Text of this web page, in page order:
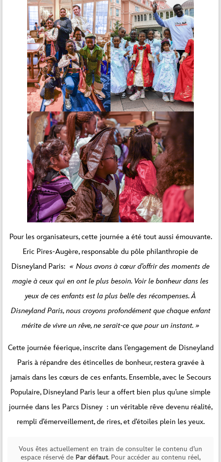
Pour les organisateurs, cette journée a été tout aussi émouvante.
Eric Pires-Augère, responsable du pôle philanthropie de
Disneyland Paris: « Nous avons à cœur d’offrir des moments de
magie à ceux qui en ont le plus besoin. Voir le bonheur dans les
yeux de ces enfants est la plus belle des récompenses. À
Disneyland Paris, nous croyons profondément que chaque enfant
mérite de vivre un rêve, ne serait-ce que pour un instant. »
Cette journée féerique, inscrite dans l’engagement de Disneyland
Paris à répandre des étincelles de bonheur, restera gravée à
jamais dans les cœurs de ces enfants. Ensemble, avec le Secours
Populaire, Disneyland Paris leur a offert bien plus qu’une simple
journée dans les Parcs Disney : un véritable rêve devenu réalité,
rempli d’émerveillement, de rires, et d’étoiles plein les yeux.
Vous êtes actuellement en train de consulter le contenu d’un
espace réservé de Par défaut. Pour accéder au contenu réel,